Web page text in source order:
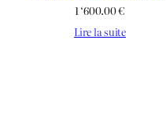
1 ‘600.00€
Lire la suite